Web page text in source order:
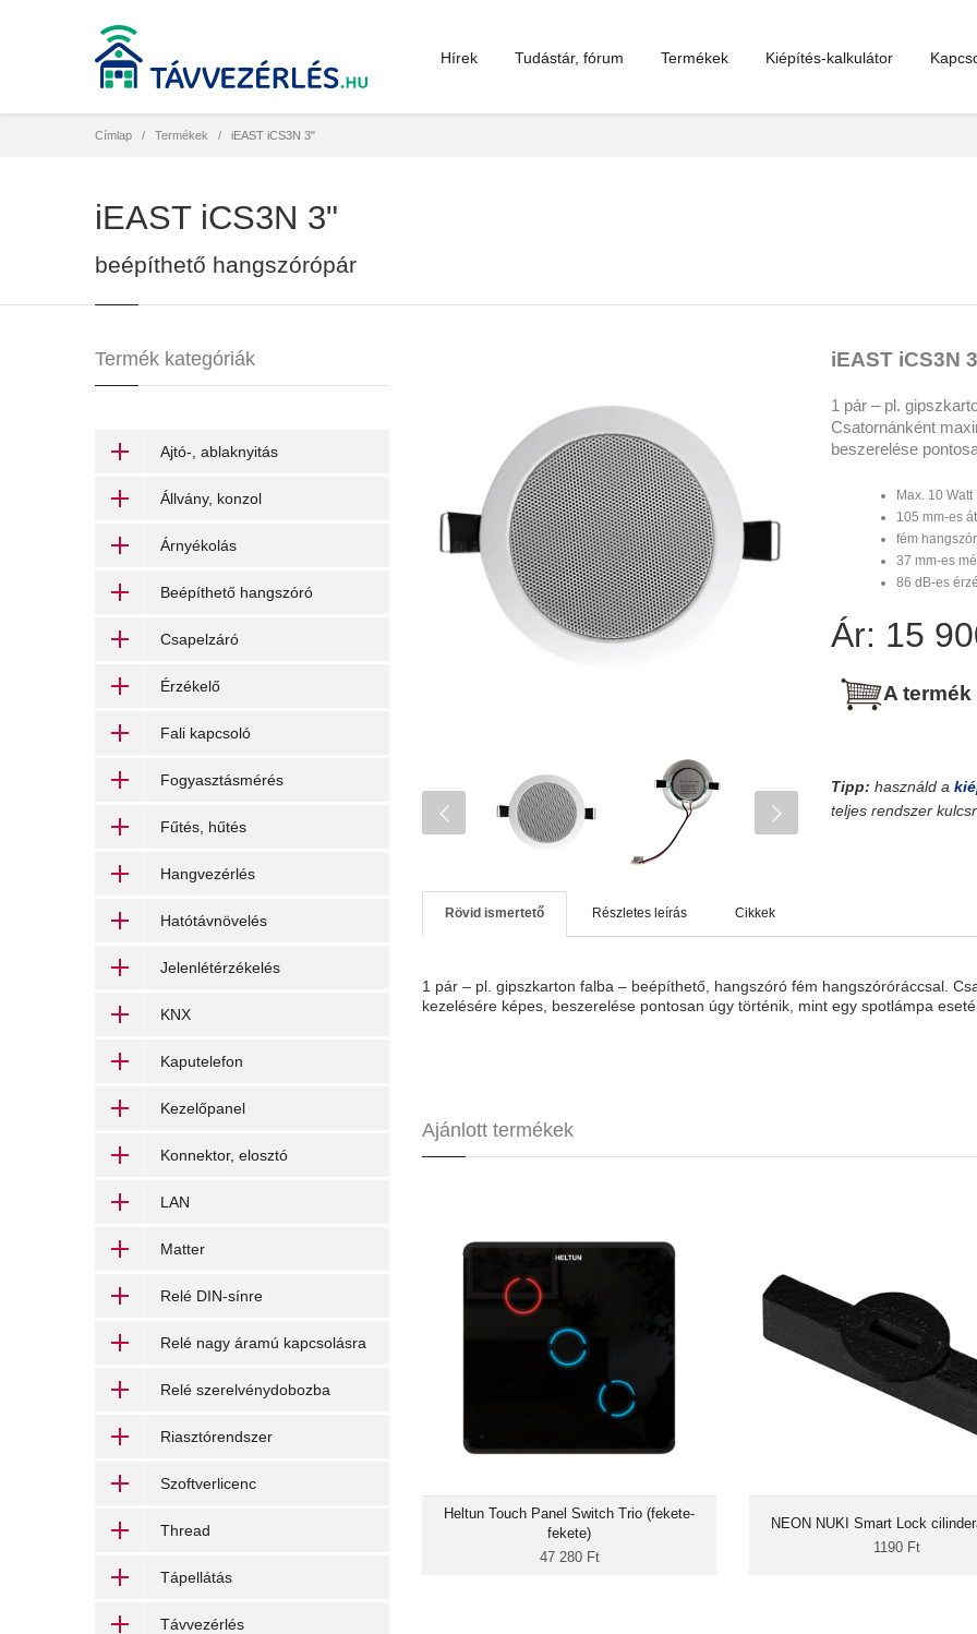
Hírek Tudástár, fórum Termékek Kiépítés-kalkulátor
Címlap Termékek iEAST iCS3N 3"
iEAST iCS3N 3"
beépíthető hangszórópár
iEAST iCS3N
1 pár – pl.
Csatornánként
beszerelése
Max. 10 Watt
105 mm-es
fém
37 mm-es
86 dB-es
Ár: 15
A
Tipp: használd a
teljes rendszer
Rövid ismertető Részletes leírás Cikkek
1 pár – pl. gipszkarton falba – beépíthető, hangszóró fém hangszóróráccsal.
kezelésére képes, beszerelése pontosan úgy történik, mint egy spotlámpa
Ajánlott termékek
Heltun Touch Panel Switch Trio (fekete-
fekete)
47 280 Ft
fekete)
2 független relébemenet
fény- és hőmérő
páratartalom-mérő
Z-Wave 700
szerelvénydobozba való fali kapcsoló. 2
terhelésig). Nagy érzékenységű, világító
kapacitív érintőgombokkal és 9 mm-es falon
kívüli vastagsággal. Fény-, hőmérséklet- és...
NEON NUKI Smart Lock
1190 Ft
3D-
élettartam
3D-nyomtatott adapter a NUKI
használni az
Termék kategóriák
Ajtó-, ablaknyitás
Állvány, konzol
Árnyékolás
Beépíthető hangszóró
Csapelzáró
Érzékelő
Fali kapcsoló
Fogyasztásmérés
Fűtés, hűtés
Hangvezérlés
Hatótávnövelés
Jelenlétérzékelés
KNX
Kaputelefon
Kezelőpanel
Konnektor, elosztó
LAN
Matter
Relé DIN-sínre
Relé nagy áramú kapcsolásra
Relé szerelvénydobozba
Riasztórendszer
Szoftverlicenc
Thread
Tápellátás
Távvezérlés